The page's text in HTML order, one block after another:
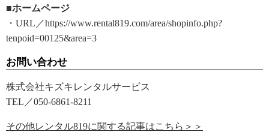
■ホームページ
・URL／https://www.rental819.com/area/shopinfo.php?
tenpoid=00125&area=3
お問い合わせ
株式会社キズキレンタルサービス
TEL／050-6861-8211
その他レンタル819に関する記事はこちら＞＞